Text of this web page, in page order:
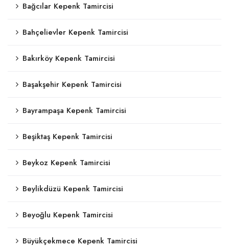
Bağcılar Kepenk Tamircisi
Bahçelievler Kepenk Tamircisi
Bakırköy Kepenk Tamircisi
Başakşehir Kepenk Tamircisi
Bayrampaşa Kepenk Tamircisi
Beşiktaş Kepenk Tamircisi
Beykoz Kepenk Tamircisi
Beylikdüzü Kepenk Tamircisi
Beyoğlu Kepenk Tamircisi
Büyükçekmece Kepenk Tamircisi